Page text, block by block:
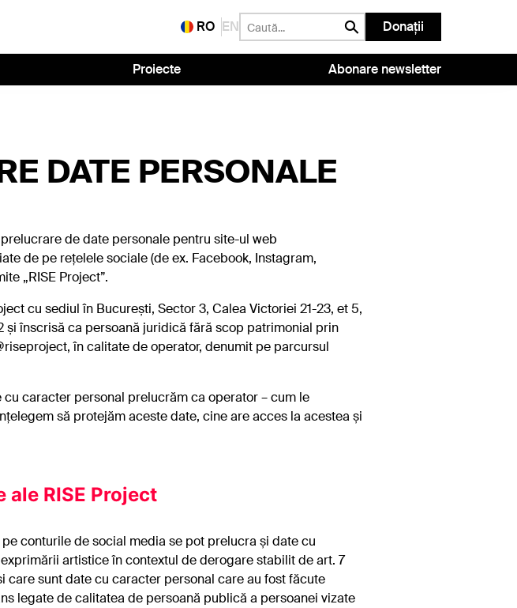
RO EN Donații
Proiecte Abonare newsletter
DATE PERSONALE
de date personale pentru site-ul web
de pe rețelele sociale (de ex. Facebook, Instagram,
„RISE Project”.
cu sediul în București, Sector 3, Calea Victoriei 21-23, et 5,
înscrisă ca persoană juridică fără scop patrimonial prin
în calitate de operator, denumit pe parcursul
caracter personal prelucrăm ca operator – cum le
să protejăm aceste date, cine are acces la acestea și
RISE Project
conturile de social media se pot prelucra și date cu
artistice în contextul de derogare stabilit de art. 7
care sunt date cu caracter personal care au fost făcute
legate de calitatea de persoană publică a persoanei vizate